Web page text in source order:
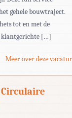
gehele bouwtraject.
tot en met de
klantgerichte […]
Meer over deze